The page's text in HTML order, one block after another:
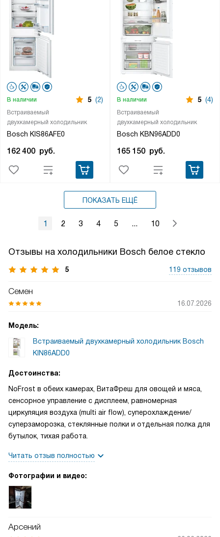
Встраиваемый
двухкамерный холодильник
Bosch KIS86AFE0
В наличии 5 (2)
162 400 руб.
Встраиваемый
двухкамерный холодильник
Bosch KBN96ADD0
В наличии 5 (4)
165 150 руб.
ПОКАЗАТЬ ЕЩЁ
1 2 3 4 5 ... 10
Отзывы на холодильники Bosch белое стекло
5 119 отзывов
Семен
16.07.2026
Модель:
Встраиваемый двухкамерный холодильник Bosch
KIN86ADD0
Достоинства:
NoFrost в обеих камерах, ВитаФреш для овощей и мяса,
сенсорное управление с дисплеем, равномерная
циркуляция воздуха (multi air flow), суперохлаждение/
суперзаморозка, стеклянные полки и отдельная полка для
бутылок, тихая работа.
Читать отзыв полностью
Фотографии и видео:
Арсений